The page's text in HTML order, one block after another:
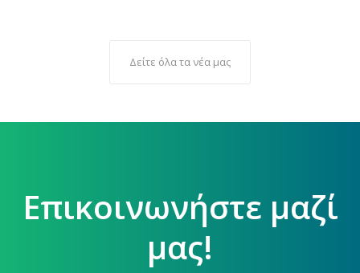
Δείτε όλα τα νέα μας
Επικοινωνήστε μαζί
μας!